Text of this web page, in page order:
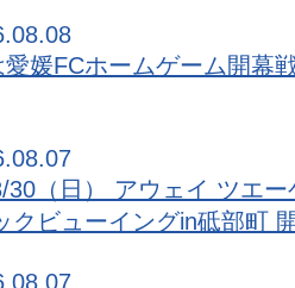
媛FCホームゲーム開幕
30（日） アウェイ ツエー
クビューイングin砥部町